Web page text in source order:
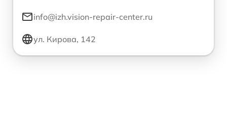
info@izh.vision-repair-center.ru
ул. Кирова, 142